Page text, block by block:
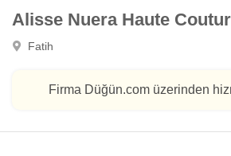
Alisse Nuera Haute
Fatih
Firma Düğün.com üzerinden